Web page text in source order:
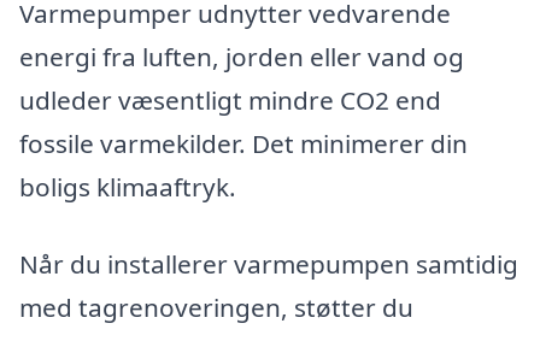
Varmepumper udnytter vedvarende
energi fra luften, jorden eller vand og
udleder væsentligt mindre CO2 end
fossile varmekilder. Det minimerer din
boligs klimaaftryk.
Når du installerer varmepumpen samtidig
med tagrenoveringen, støtter du